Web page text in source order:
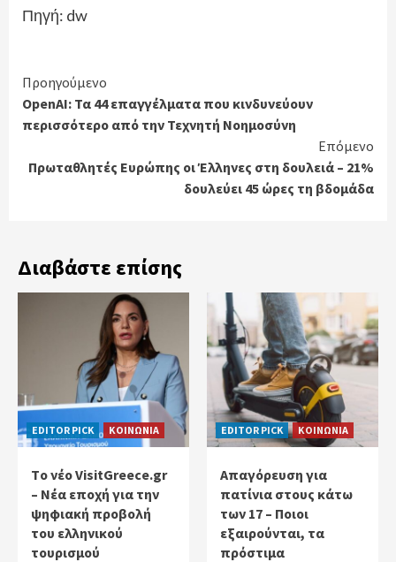
Πηγή: dw
Continue
Reading
Προηγούμενο
OpenAI: Τα 44 επαγγέλματα που κινδυνεύουν
περισσότερο από την Τεχνητή Νοημοσύνη
Επόμενο
Πρωταθλητές Ευρώπης οι Έλληνες στη δουλειά – 21%
δουλεύει 45 ώρες τη βδομάδα
Διαβάστε επίσης
EDITOR PICK ΚΟΙΝΩΝΙΑ
Tο νέο VisitGreece.gr
– Νέα εποχή για την
ψηφιακή προβολή
του ελληνικού
τουρισμού
EDITOR PICK ΚΟΙΝΩΝΙΑ
Απαγόρευση για
πατίνια στους κάτω
των 17 – Ποιοι
εξαιρούνται, τα
πρόστιμα